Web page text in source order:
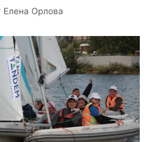
Елена Орлова